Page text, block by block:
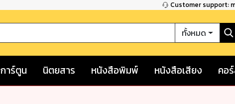
Customer support:
ทั้งหมด
การ์ตูน นิตยสาร หนังสือพิมพ์ หนังสือเสียง คอ